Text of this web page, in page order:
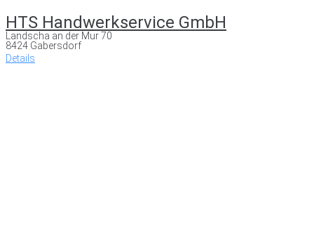
HTS Handwerkservice GmbH
Landscha an der Mur 70
8424 Gabersdorf
Details